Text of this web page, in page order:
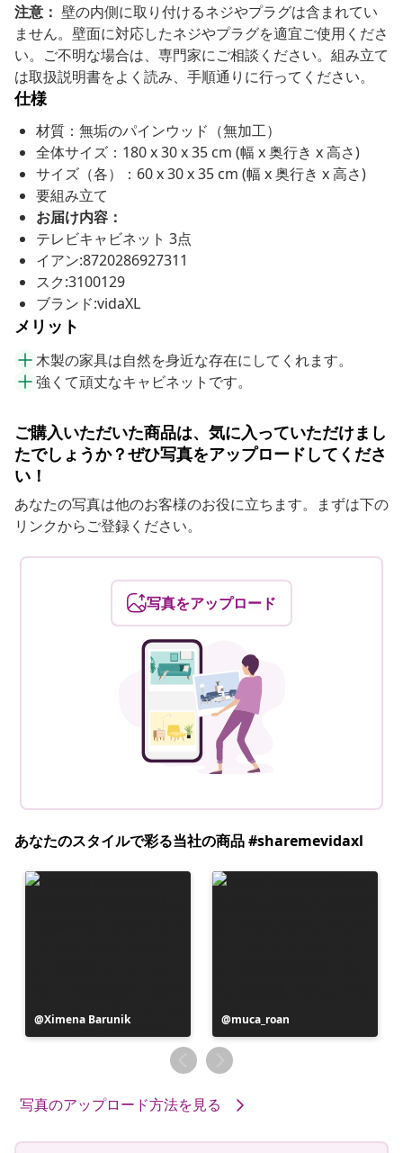
注意： 壁の内側に取り付けるネジやプラグは含まれてい
ません。壁面に対応したネジやプラグを適宜ご使用くださ
い。ご不明な場合は、専門家にご相談ください。組み立て
は取扱説明書をよく読み、手順通りに行ってください。
仕様
材質：無垢のパインウッド（無加工）
全体サイズ：180 x 30 x 35 cm (幅 x 奥行き x 高さ)
サイズ（各）：60 x 30 x 35 cm (幅 x 奥行き x 高さ)
要組み立て
お届け内容：
テレビキャビネット 3点
イアン:8720286927311
スク:3100129
ブランド:vidaXL
メリット
木製の家具は自然を身近な存在にしてくれます。
強くて頑丈なキャビネットです。
ご購入いただいた商品は、気に入っていただけまし
たでしょうか？ぜひ写真をアップロードしてくださ
い！
あなたの写真は他のお客様のお役に立ちます。まずは下の
リンクからご登録ください。
写真をアップロード
あなたのスタイルで彩る当社の商品 #sharemevidaxl
投
稿
Ximena Barunik
投
稿
者
muca_roan
写真のアップロード方法を見る